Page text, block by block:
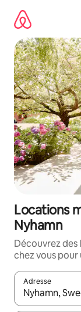
directement
contenu
Locations
Nyhamn
Découvrez des
chez vous pour
Adresse
Lorsque les